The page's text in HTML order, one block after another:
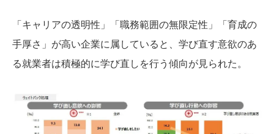
「キャリアの透明性」「職務範囲の無限定性」「育成の
手厚さ」が高い企業に属していると、学び直す意欲のあ
る就業者は積極的に学び直しを行う傾向が見られた。